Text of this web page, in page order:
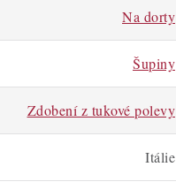
Na dorty
Šupiny
Zdobení z tukové polevy
Itálie